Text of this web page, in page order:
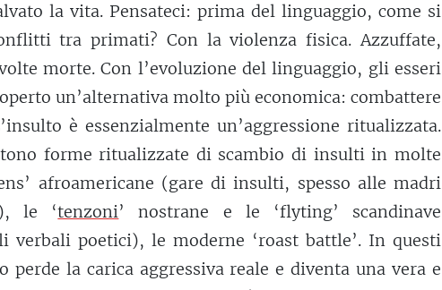
la vita. Pensateci: prima del linguaggio, come si
tra primati? Con la violenza fisica. Azzuffate,
morte. Con l’evoluzione del linguaggio, gli esseri
un’alternativa molto più economica: combattere
è essenzialmente un’aggressione ritualizzata.
forme ritualizzate di scambio di insulti in molte
afroamericane (gare di insulti, spesso alle madri
le ‘tenzoni’ nostrane e le ‘flyting’ scandinave
verbali poetici), le moderne ‘roast battle’. In questi
perde la carica aggressiva reale e diventa una vera e